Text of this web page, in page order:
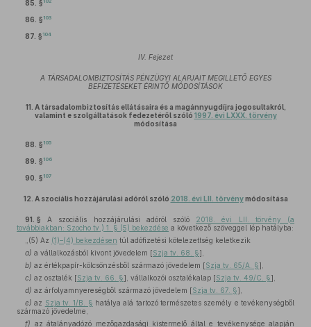
85. §
86. § 103
87. § 104
IV. Fejezet
A TÁRSADALOMBIZTOSÍTÁS PÉNZÜGYI ALAPJAIT MEGILLETŐ EGYES
BEFIZETÉSEKET ÉRINTŐ MÓDOSÍTÁSOK
11. A társadalombiztosítás ellátásaira és a magánnyugdíjra jogosultakról,
valamint e szolgáltatások fedezetéről szóló 1997. évi LXXX. törvény
módosítása
88. § 105
89. § 106
90. § 107
12. A szociális hozzájárulási adóról szóló 2018. évi LII. törvénymódosítása
91. § A szociális hozzájárulási adóról szóló 2018. évi LII. törvény (a
továbbiakban: Szocho tv.) 1. § (5) bekezdése a következő szöveggel lép hatályba:
„(5) Az (1)–(4) bekezdésen túl adófizetési kötelezettség keletkezik
a) a vállalkozásból kivont jövedelem [Szja tv. 68. §],
b) az értékpapír-kölcsönzésből származó jövedelem [Szja tv. 65/A. §],
c) az osztalék [Szja tv. 66. §], vállalkozói osztalékalap [Szja tv. 49/C. §],
d) az árfolyamnyereségből származó jövedelem [Szja tv. 67. §],
e) az Szja tv. 1/B. § hatálya alá tartozó természetes személy e tevékenységből
származó jövedelme,
f) az átalányadózó mezőgazdasági kistermelő által e tevékenysége alapján